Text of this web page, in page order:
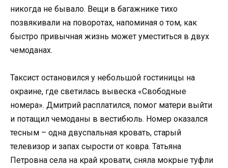
никогда не бывало. Вещи в багажнике тихо
позвякивали на поворотах, напоминая о том, как
быстро привычная жизнь может уместиться в двух
чемоданах.
Таксист остановился у небольшой гостиницы на
окраине, где светилась вывеска «Свободные
номера». Дмитрий расплатился, помог матери выйти
и потащил чемоданы в вестибюль. Номер оказался
тесным – одна двуспальная кровать, старый
телевизор и запах сырости от ковра. Татьяна
Петровна села на край кровати, сняла мокрые туфли